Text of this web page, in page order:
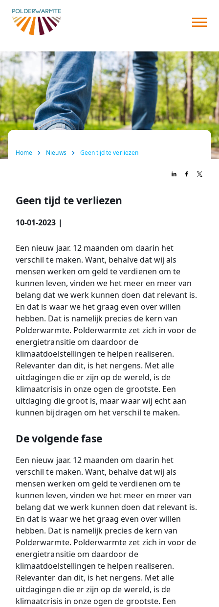
Over ons
Warmtenet
Aansluiten
Nieuws
Home Nieuws Geen tijd te verliezen
Geen tijd te verliezen
10-01-2023 |
Een nieuw jaar. 12 maanden om daarin het
verschil te maken. Want, behalve dat wij als
mensen werken om geld te verdienen om te
kunnen leven, vinden we het meer en meer van
belang dat we werk kunnen doen dat relevant is.
En dat is waar we het graag even over willen
hebben. Dat is namelijk precies de kern van
Polderwarmte. Polderwarmte zet zich in voor de
energietransitie om daardoor de
klimaatdoelstellingen te helpen realiseren.
Relevanter dan dit, is het nergens. Met alle
uitdagingen die er zijn op de wereld, is de
klimaatcrisis in onze ogen de grootste. Een
uitdaging die groot is, maar waar wij echt aan
kunnen bijdragen om het verschil te maken.
De volgende fase
Een nieuw jaar. 12 maanden om daarin het
verschil te maken. Want, behalve dat wij als
mensen werken om geld te verdienen om te
kunnen leven, vinden we het meer en meer van
belang dat we werk kunnen doen dat relevant is.
En dat is waar we het graag even over willen
hebben. Dat is namelijk precies de kern van
Polderwarmte. Polderwarmte zet zich in voor de
energietransitie om daardoor de
klimaatdoelstellingen te helpen realiseren.
Relevanter dan dit, is het nergens. Met alle
uitdagingen die er zijn op de wereld, is de
klimaatcrisis in onze ogen de grootste. Een